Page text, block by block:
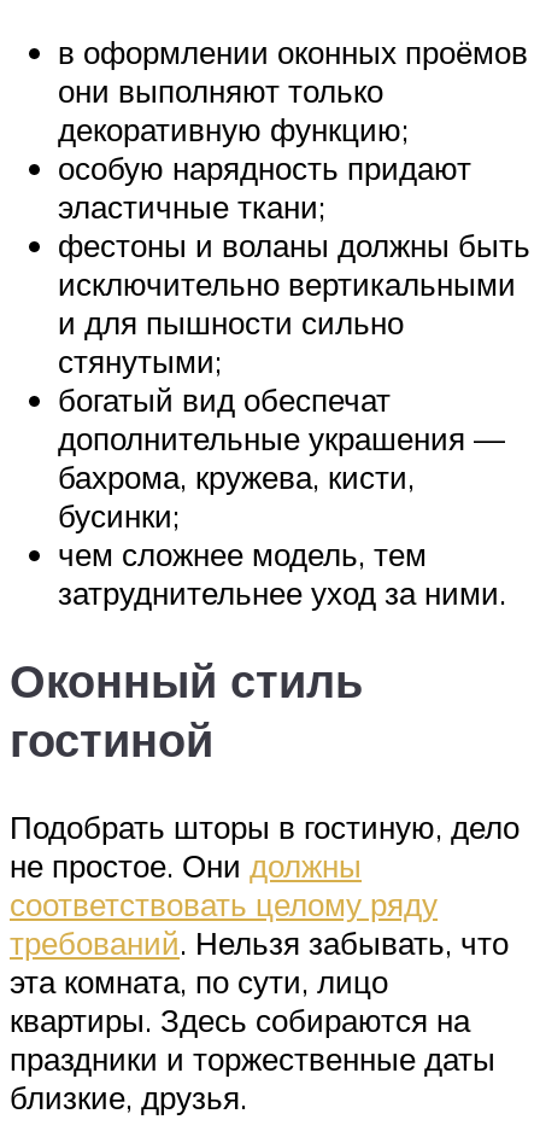
в оформлении оконных проёмов
они выполняют только
декоративную функцию;
особую нарядность придают
эластичные ткани;
фестоны и воланы должны быть
исключительно вертикальными
и для пышности сильно
стянутыми;
богатый вид обеспечат
дополнительные украшения —
бахрома, кружева, кисти,
бусинки;
чем сложнее модель, тем
затруднительнее уход за ними.
Оконный стиль
гостиной
Подобрать шторы в гостиную, дело
не простое. Они должны
соответствовать целому ряду
требований. Нельзя забывать, что
эта комната, по сути, лицо
квартиры. Здесь собираются на
праздники и торжественные даты
близкие, друзья.